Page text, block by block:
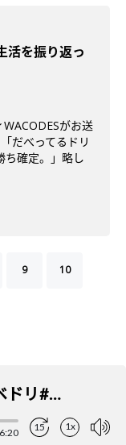
活を振り返っ
がお送
だべってるドリ
確定。」略し
9 10
OB・OGがモノ申す！？【ダベドリ#136】
15 1x